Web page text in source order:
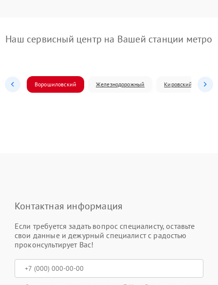
Наш сервисный центр на Вашей станции метро
Ворошиловский Железнодорожный Кировский
Контактная информация
Если требуется задать вопрос специалисту, оставьте
свои данные и дежурный специалист с радостью
проконсультирует Вас!